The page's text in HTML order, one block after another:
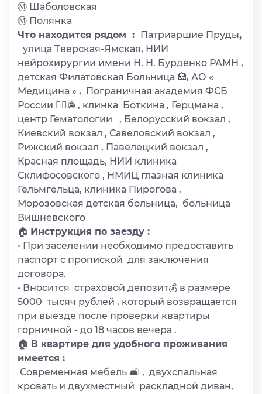
Ⓜ️ Шаболовская
Ⓜ️ Полянка
Что находится рядом : Патриаршие Пруды,
улица Тверская-Ямская, НИИ
нейрохирургии имени Н. Н. Бурденко РАМН ,
детская Филатовская Больница 🏥, АО «
Медицина » , Пограничная академия ФСБ
России 👮‍♂️🚔 , клинка Боткина , Герцмана ,
центр Гематологии , Белорусский вокзал ,
Киевский вокзал , Савеловский вокзал ,
Рижский вокзал , Павелецкий вокзал ,
Красная площадь, НИИ клиника
Склифосовского , НМИЦ глазная клиника
Гельмгельца, клиника Пирогова ,
Морозовская детская больница, больница
Вишневского
🏠 Инструкция по заезду :
• При заселении необходимо предоставить
паспорт с пропиской для заключения
договора.
• Вносится страховой депозит💰 в размере
5000 тысяч рублей , который возвращается
при выезде после проверки квартиры
горничной - до 18 часов вечера .
🏠 В квартире для удобного проживания
имеется :
Современная мебель 🛋 , двухспальная
кровать и двухместный раскладной диван,